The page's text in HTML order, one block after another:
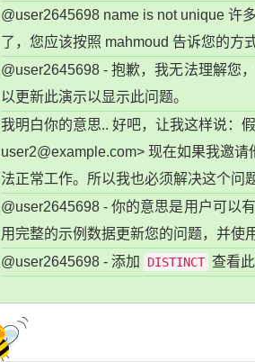
@user2645698 name is not unique 许
了，您应该按照 mahmoud 告诉您的方
@user2645698 - 抱歉，我无法理解您
以更新此演示以显示此问题。
我明白你的意思.. 好吧，让我这样说：
user2@example.com> 现在如果我邀请
法正常工作。所以我也必须解决这个问题
@user2645698 - 你的意思是用户可以
用完整的示例数据更新您的问题，并使
@user2645698 - 添加
DISTINCT 查看